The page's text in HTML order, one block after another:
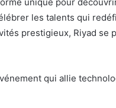
unique pour
les talents qui
prestigieux, Riyad se
qui allie